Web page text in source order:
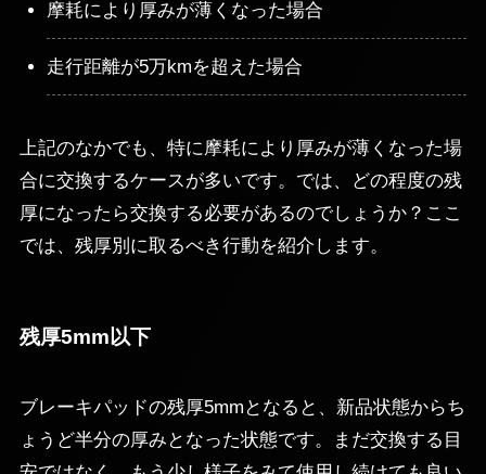
摩耗により厚みが薄くなった場合
走行距離が5万kmを超えた場合
上記のなかでも、特に摩耗により厚みが薄くなった場
合に交換するケースが多いです。では、どの程度の残
厚になったら交換する必要があるのでしょうか？ここ
では、残厚別に取るべき行動を紹介します。
残厚5mm以下
ブレーキパッドの残厚5mmとなると、新品状態からち
ょうど半分の厚みとなった状態です。まだ交換する目